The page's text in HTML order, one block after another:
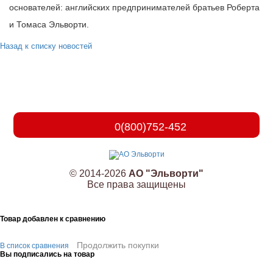
основателей: английских предпринимателей братьев Роберта
и Томаса Эльворти.
Назад к списку новостей
0(800)752-452
© 2014-2026 АО "Эльворти"
Все права защищены
Товар добавлен к сравнению
В список сравнения Продолжить покупки
Вы подписались на товар